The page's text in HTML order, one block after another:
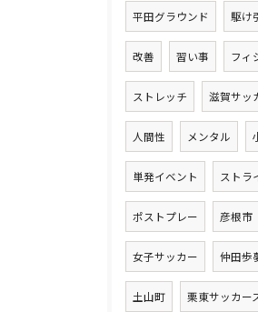
平田グラウンド 駆け
改善 習い事 フィ
ストレッチ 滋賀サッ
人間性 メンタル
単発イベント ストラ
ポストプレー 彦根市
女子サッカー 仲田歩
土山町 栗東サッカー